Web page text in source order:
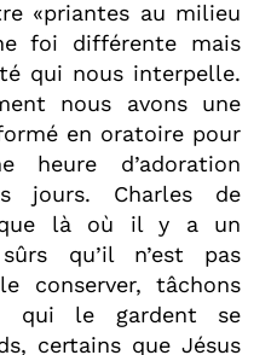
«priantes au milieu
foi différente mais
qui nous interpelle.
nous avons une
en oratoire pour
heure d’adoration
jours. Charles de
que là où il y a un
qu’il n’est pas
conserver, tâchons
qui le gardent se
certains que Jésus